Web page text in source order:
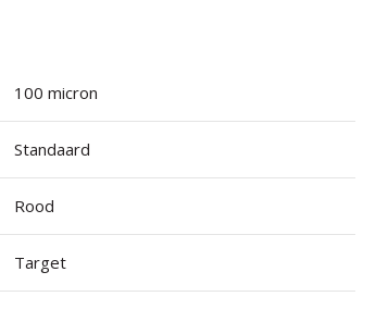
100 micron
Standaard
Rood
Target